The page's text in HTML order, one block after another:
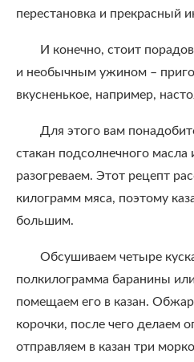
перестановка и прекрасный
И конечно, стоит
и необычным ужином –
вкусненькое, например,
Для этого вам
стакан подсолнечного масла
разогреваем. Этот рецепт
килограмм мяса, поэтому
большим.
Обсушиваем четыре
полкилограмма баранины
помещаем его в казан.
корочки, после чего делаем
отправляем в казан три